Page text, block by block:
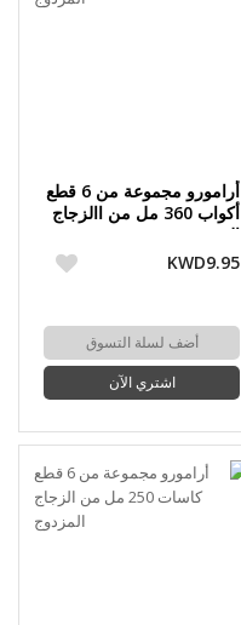
أرامورو مجموعة من 6 قطع
أكواب 360 مل من االزجاج
المزدوج
KWD9.95
أضف لسلة التسوق
اشتري الآن